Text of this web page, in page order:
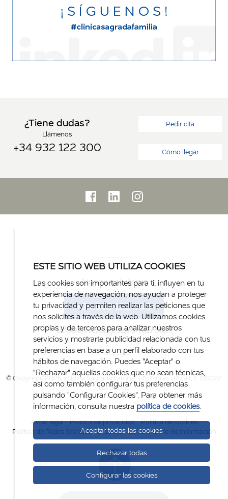
¿Tiene dudas?
Llámenos
+34 932 122 300
Pedir cita
Cómo llegar
Atención al cliente
+34 932 122 300
info@clinicasagradafamilia.com
© Copyright 2026. Clínica Sagrada Família S.A. Torras i Pujalt, 1. 08022
Barcelona
Aviso legal Política de privacidad
Política de cookies
Política de Redes Sociales
Créditos Canal interno de información
ESTE SITIO WEB UTILIZA COOKIES
Las cookies son importantes para ti, influyen en tu
experiencia de navegación, nos ayudan a proteger
tu privacidad y permiten realizar las peticiones que
nos solicites a través de la web. Utilizamos cookies
propias y de terceros para analizar nuestros
servicios y mostrarte publicidad relacionada con tus
preferencias en base a un perfil elaborado con tus
hábitos de navegación. Puedes "Aceptar" o
"Rechazar" aquellas cookies que no sean técnicas,
así como también configurar tus preferencias
pulsando "Configurar Cookies". Para obtener más
información, consulta nuestra política de cookies.
Aceptar todas las cookies
Rechazar todas
Configurar las cookies